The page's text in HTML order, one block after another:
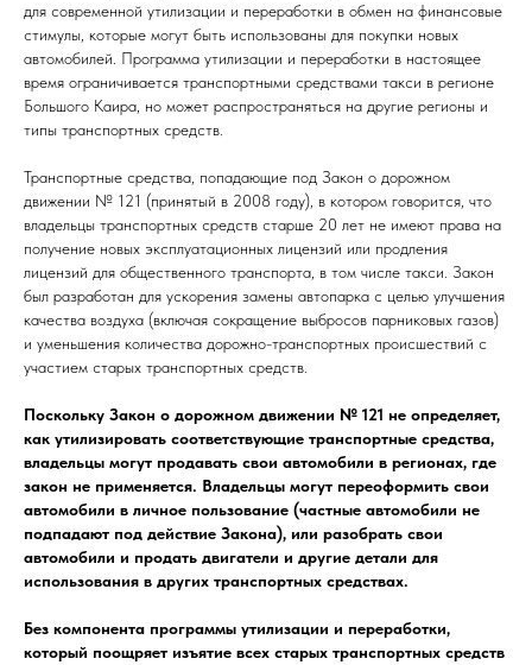
для современной утилизации и переработки в обмен на финансовые
стимулы, которые могут быть использованы для покупки новых
автомобилей. Программа утилизации и переработки в настоящее
время ограничивается транспортными средствами такси в регионе
Большого Каира, но может распространяться на другие регионы и
типы транспортных средств.
Транспортные средства, попадающие под Закон о дорожном
движении № 121 (принятый в 2008 году), в котором говорится, что
владельцы транспортных средств старше 20 лет не имеют права на
получение новых эксплуатационных лицензий или продления
лицензий для общественного транспорта, в том числе такси. Закон
был разработан для ускорения замены автопарка с целью улучшения
качества воздуха (включая сокращение выбросов парниковых газов)
и уменьшения количества дорожно-транспортных происшествий с
участием старых транспортных средств.
Поскольку Закон о дорожном движении № 121 не определяет,
как утилизировать соответствующие транспортные средства,
владельцы могут продавать свои автомобили в регионах, где
закон не применяется. Владельцы могут переоформить свои
автомобили в личное пользование (частные автомобили не
подпадают под действие Закона), или разобрать свои
автомобили и продать двигатели и другие детали для
использования в других транспортных средствах.
Без компонента программы утилизации и переработки,
который поощряет изъятие всех старых транспортных средств